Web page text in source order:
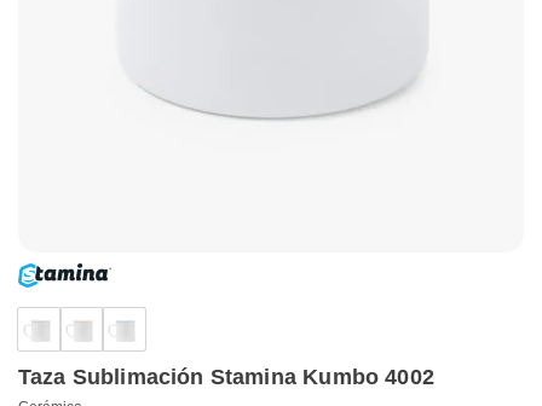
Taza Sublimación Stamina Kumbo 4002